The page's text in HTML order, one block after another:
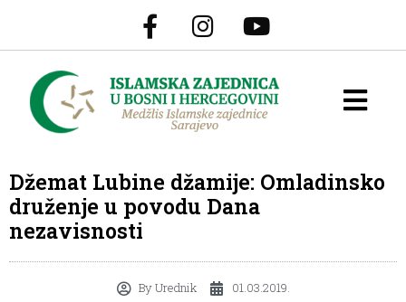
Džemat Lubine džamije: Omladinsko
druženje u povodu Dana
nezavisnosti
ByUrednik 01.03.2019.